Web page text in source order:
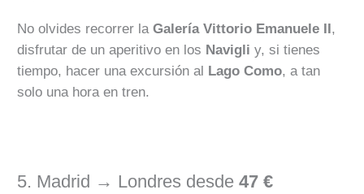
No olvides recorrer la Galería Vittorio Emanuele II,
disfrutar de un aperitivo en los Navigli y, si tienes
tiempo, hacer una excursión al Lago Como, a tan
solo una hora en tren.
5. Madrid → Londres desde 47 €